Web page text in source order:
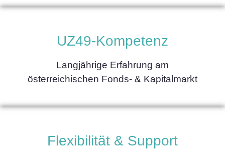
UZ49-Kompetenz
Langjährige Erfahrung am
österreichischen Fonds- & Kapitalmarkt
Flexibilität & Support